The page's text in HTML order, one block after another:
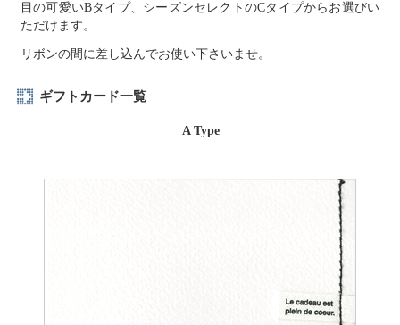
目の可愛いBタイプ、シーズンセレクトのCタイプからお選びい
ただけます。
リボンの間に差し込んでお使い下さいませ。
ギフトカード一覧
A Type